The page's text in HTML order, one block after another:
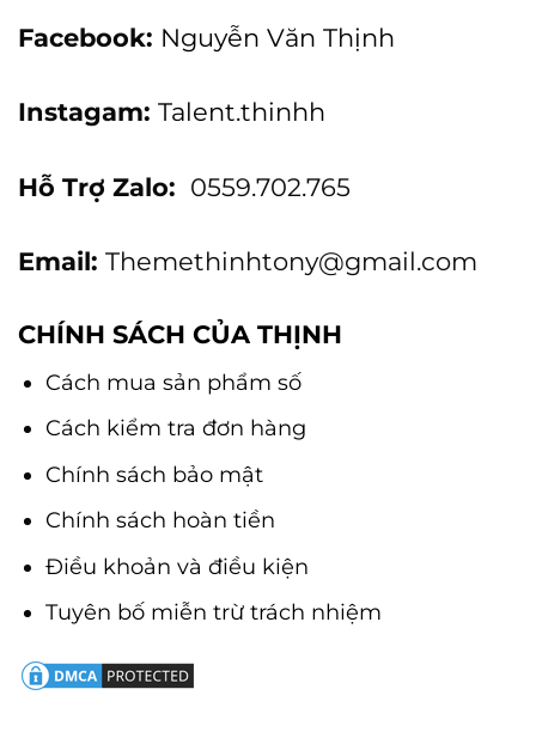
Facebook: Nguyễn Văn Thịnh
Instagam: Talent.thinhh
Hỗ Trợ Zalo: 0559.702.765
Email: Themethinhtony@gmail.com
CHÍNH SÁCH CỦA THỊNH
Cách mua sản phẩm số
Cách kiểm tra đơn hàng
Chính sách bảo mật
Chính sách hoàn tiền
Điều khoản và điều kiện
Tuyên bố miễn trừ trách nhiệm